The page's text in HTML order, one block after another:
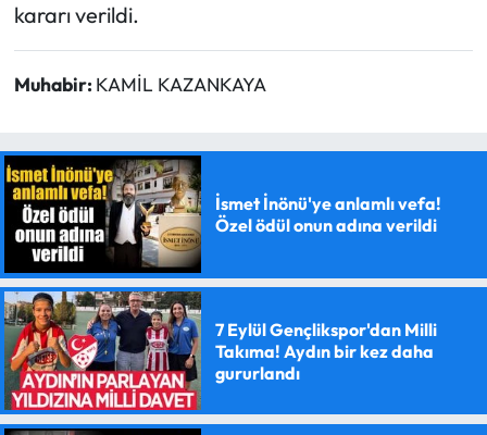
kararı verildi.
Muhabir: KAMİL KAZANKAYA
İsmet İnönü'ye anlamlı vefa!
Özel ödül onun adına verildi
7 Eylül Gençlikspor'dan Milli
Takıma! Aydın bir kez daha
gururlandı